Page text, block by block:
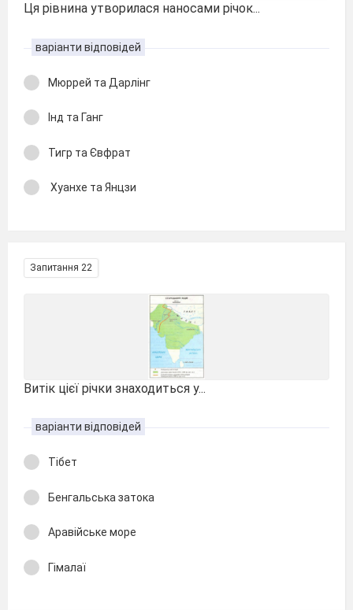
Ця рівнина утворилася наносами річок...
варіанти відповідей
Мюррей та Дарлінг
Інд та Ганг
Тигр та Євфрат
Хуанхе та Янцзи
Запитання 22
Витік цієї річки знаходиться у...
варіанти відповідей
Тібет
Бенгальська затока
Аравійське море
Гімалаї